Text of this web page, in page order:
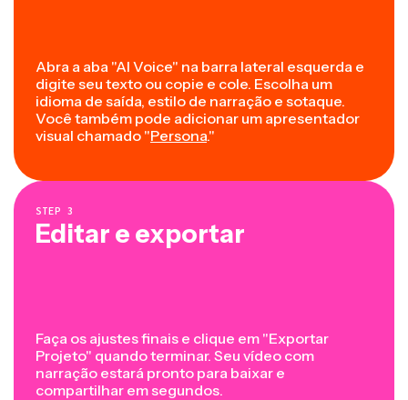
Abra a aba "AI Voice" na barra lateral esquerda e
digite seu texto ou copie e cole. Escolha um
idioma de saída, estilo de narração e sotaque.
Você também pode adicionar um apresentador
visual chamado "Persona."
STEP 3
Editar e exportar
Faça os ajustes finais e clique em "Exportar
Projeto" quando terminar. Seu vídeo com
narração estará pronto para baixar e
compartilhar em segundos.